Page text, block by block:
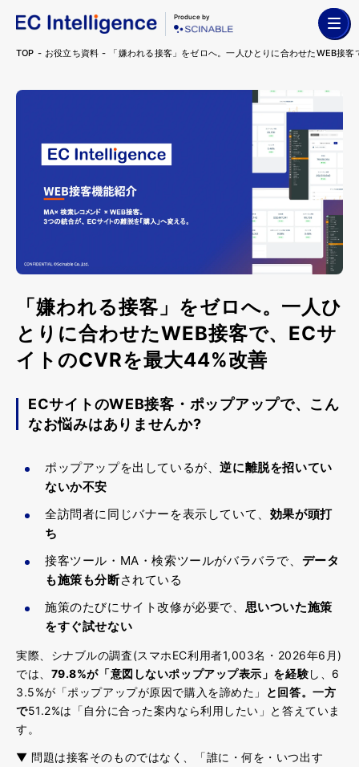
Produce by
TOP お役立ち資料 「嫌われる接客」をゼロへ。一人ひとりに合わせたWEB接
「嫌われる接客」をゼロへ。一人ひ
とりに合わせたWEB接客で、ECサ
イトのCVRを最大44%改善
ECサイトのWEB接客・ポップアップで、こん
なお悩みはありませんか?
ポップアップを出しているが、逆に離脱を招いてい
ないか不安
全訪問者に同じバナーを表示していて、 効果が頭打
ち
接客ツール・MA・検索ツールがバラバラで、 データ
も施策も分断されている
施策のたびにサイト改修が必要で、 思いついた施策
をすぐ試せない
実際、シナブルの調査(スマホEC利用者1,003名・2026年6月)
では、 79.8%が「意図しないポップアップ表示」を経験し、6
3.5%が「ポップアップが原因で購入を諦めた」
と回答。一方
で51.2%は「自分に合った案内なら利用したい」と答えていま
す。
▼ 問題は接客そのものではなく、「誰に・何を・いつ出す